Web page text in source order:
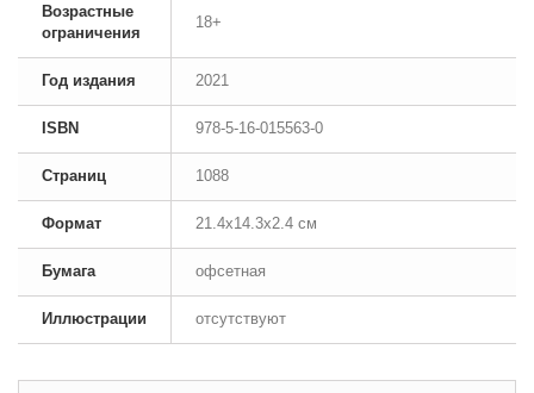
Возрастные
ограничения
18+
Год издания 2021
ISBN 978-5-16-015563-0
Страниц 1088
Формат 21.4x14.3x2.4 см
Бумага офсетная
Иллюстрации отсутствуют